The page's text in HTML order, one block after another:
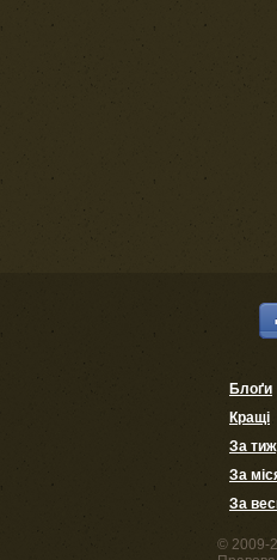
Блоґи
Кращі
За
За
За
© 2009-